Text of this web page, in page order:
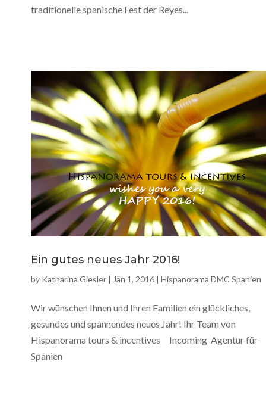
traditionelle spanische Fest der Reyes...
Ein gutes neues Jahr 2016!
by Katharina Giesler | Jän 1, 2016 | Hispanorama DMC Spanien
Wir wünschen Ihnen und Ihren Familien ein glückliches,
gesundes und spannendes neues Jahr! Ihr Team von
Hispanorama tours & incentives Incoming-Agentur für
Spanien